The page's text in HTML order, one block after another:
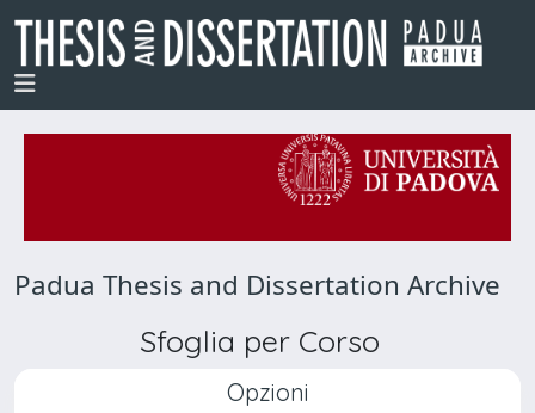
Padua Thesis and Dissertation Archive
Sfoglia per Corso
Opzioni